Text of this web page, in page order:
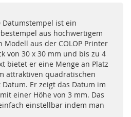
Datumstempel ist ein
aus hochwertigem
aus der COLOP Printer
von 30 x 30 mm und bis zu 4
bietet er eine Menge an Platz
attraktiven quadratischen
Er zeigt das Datum im
einer Höhe von 3 mm. Das
einstellbar indem man